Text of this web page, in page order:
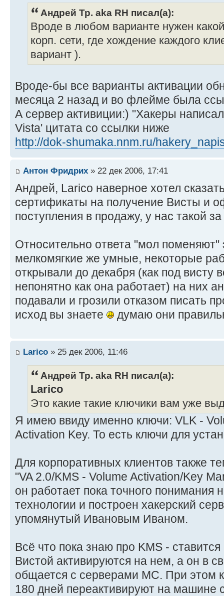
Андрей Тр. aka RH писал(а):
Вроде в любом варианте нужен
корп. сети, где хождение каждого
вариант ).
Вроде-бы все варианты активации
месяца 2 назад и во флейме была
А сервер активиции:) "Хакеры
Vista' цитата со ссылки ниже
http://dok-shumaka.nnm.ru/
Антон Фридрих » 22 дек 2006, 17:41
Андрей, Larico наверное хотел
сертификаты на получение Висты и
поступления в продажу, у нас такой
Относительно ответа "мол поменяют"
мелкомягкие же умные, некоторые
открывали до декабря (как под висту
непонятно как она работает) на них
подавали и грозили отказом писать
исход вы знаете
думаю они
Larico » 25 дек 2006, 11:46
Андрей Тр. aka RH писал(а):
Larico
Это какие такие ключики вам уже
Я имею ввиду именно ключи: VLK -
Activation Key. То есть ключи для
Для корпоративных клиентов также
"VA 2.0/KMS - Volume Activation/Key
он работает пока точного понимания
технологии и построен хакерский
упомянутый Ивановым Иваном.
Всё что пока знаю про KMS -
Вистой активируются на нем, а он в
общается с серверами МС. При этом
180 дней переактивируют на машине